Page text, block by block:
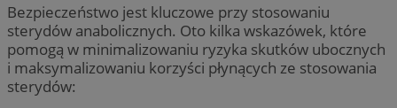
Bezpieczeństwo jest kluczowe przy stosowaniu
sterydów anabolicznych. Oto kilka wskazówek, które
pomogą w minimalizowaniu ryzyka skutków ubocznych
i maksymalizowaniu korzyści płynących ze stosowania
sterydów: